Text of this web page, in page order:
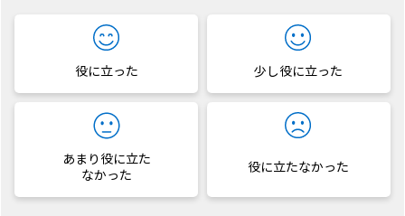
役に立った 少し役に立った
あまり役に立た
なかった
役に立たなかった